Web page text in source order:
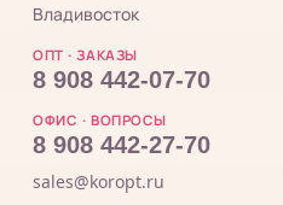
Владивосток
ОПТ · ЗАКАЗЫ
8 908 442-07-70
ОФИС · ВОПРОСЫ
8 908 442-27-70
sales@koropt.ru